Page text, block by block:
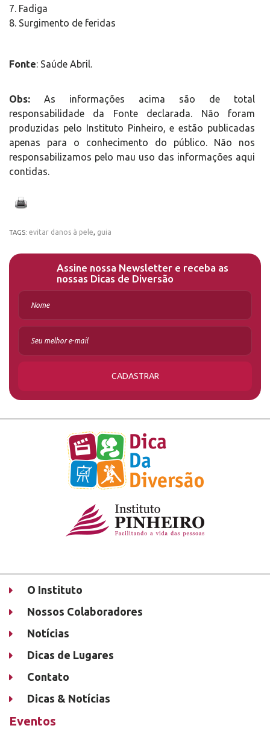
7. Fadiga
8. Surgimento de feridas
Fonte: Saúde Abril.
Obs: As informações acima são de total
responsabilidade da Fonte declarada. Não foram
produzidas pelo Instituto Pinheiro, e estão publicadas
apenas para o conhecimento do público. Não nos
responsabilizamos pelo mau uso das informações aqui
contidas.
TAGS: evitar danos à pele, guia
Assine nossa Newsletter e receba as
nossas Dicas de Diversão
CADASTRAR
O Instituto
Nossos Colaboradores
Notícias
Dicas de Lugares
Contato
Dicas & Notícias
Eventos